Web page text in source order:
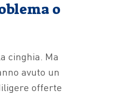
o
cinghia. Ma
avuto un
offerte